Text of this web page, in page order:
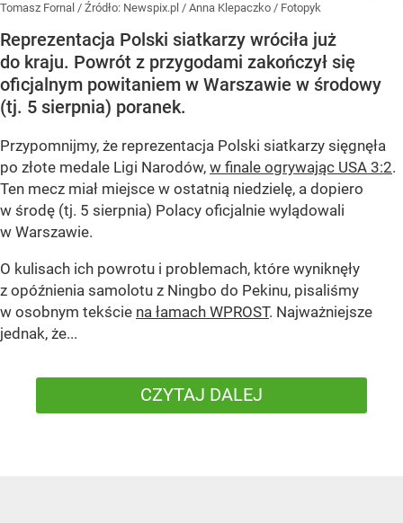
Tomasz Fornal / Źródło: Newspix.pl / Anna Klepaczko / Fotopyk
Reprezentacja Polski siatkarzy wróciła już
do kraju. Powrót z przygodami zakończył się
oficjalnym powitaniem w Warszawie w środowy
(tj. 5 sierpnia) poranek.
Przypomnijmy, że reprezentacja Polski siatkarzy sięgnęła
po złote medale Ligi Narodów, w finale ogrywając USA 3:2.
Ten mecz miał miejsce w ostatnią niedzielę, a dopiero
w środę (tj. 5 sierpnia) Polacy oficjalnie wylądowali
w Warszawie.
O kulisach ich powrotu i problemach, które wyniknęły
z opóźnienia samolotu z Ningbo do Pekinu, pisaliśmy
w osobnym tekście na łamach WPROST. Najważniejsze
jednak, że...
CZYTAJ DALEJ